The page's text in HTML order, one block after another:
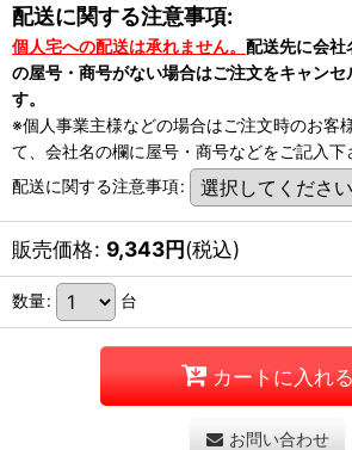
配送に関する注意事項:
個人宅への配送は承れません。 配送先に会社
の屋号・商号がない場合はご注文をキャンセ
す。
※個人事業主様などの場合はご注文時のお客
て、会社名の欄に屋号・商号などをご記入下
配送に関する注意事項:
販売価格: 9,343円(税込)
数量: 台
カートに入れ
お問い合わせ